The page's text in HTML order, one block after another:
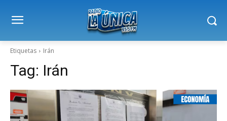
Etiquetas Irán
Tag: Irán